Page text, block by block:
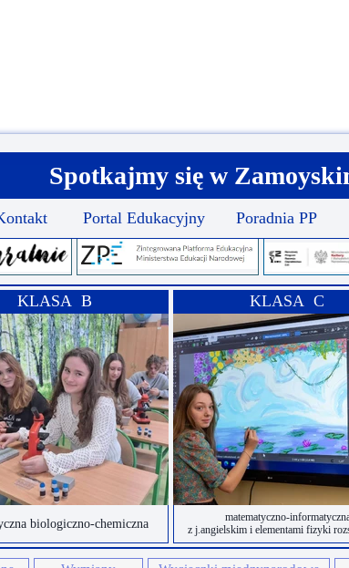
KLASA C
KLASA B
matematyczno-
z j.angielskim i elementami fizyki
biologiczno-chemiczna
Poradnia PP
Portal Edukacyjny
Spotkajmy się w